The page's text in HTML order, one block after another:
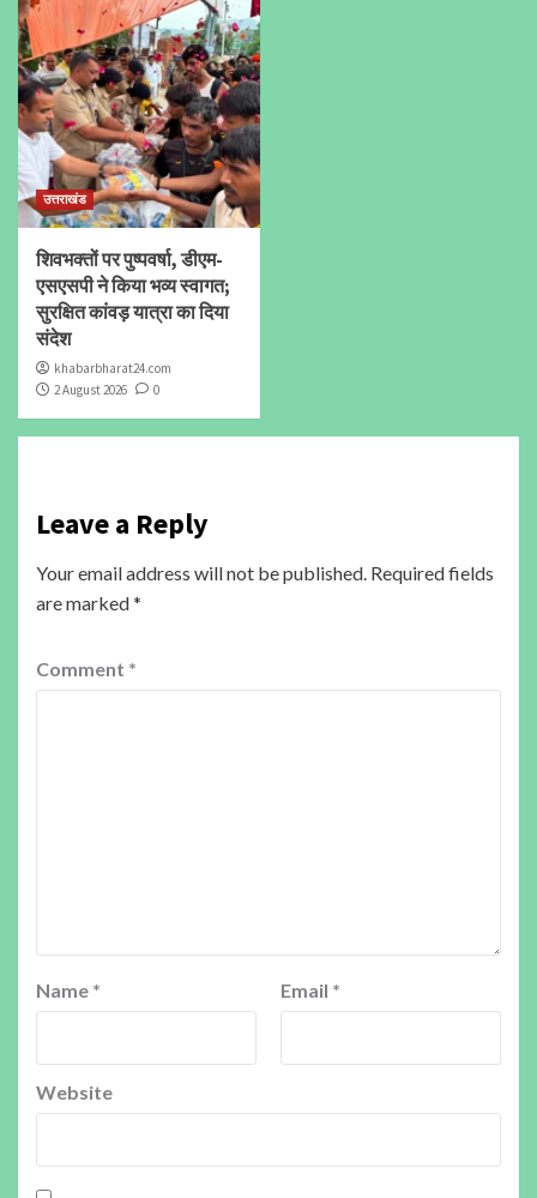
उत्तराखंड
शिवभक्तों पर पुष्पवर्षा, डीएम-
एसएसपी ने किया भव्य स्वागत;
सुरक्षित कांवड़ यात्रा का दिया
संदेश
khabarbharat24.com
2 August 2026
0
Leave a Reply
Your email address will not be published. Required fields
are marked*
Comment *
Name * Email *
Website